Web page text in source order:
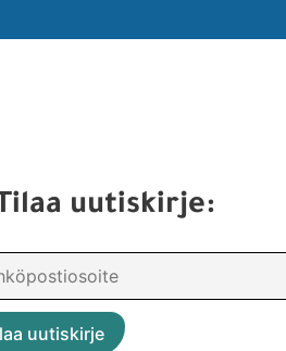
Tilaa uutiskirje: